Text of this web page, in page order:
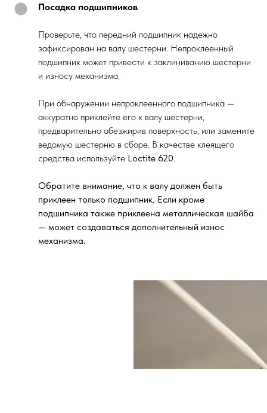
Посадка подшипников
Проверьте, что передний подшипник надежно
зафиксирован на валу шестерни. Непроклеенный
подшипник может привести к заклиниванию шестерни
и износу механизма.
При обнаружении непроклеенного подшипника —
аккуратно приклейте его к валу шестерни,
предварительно обезжирив поверхность, или замените
ведомую шестерню в сборе. В качестве клеящего
средства используйте Loctite 620.
Обратите внимание, что к валу должен быть
приклеен только подшипник. Если кроме
подшипника также приклеена металлическая шайба
— может создаваться дополнительный износ
механизма.